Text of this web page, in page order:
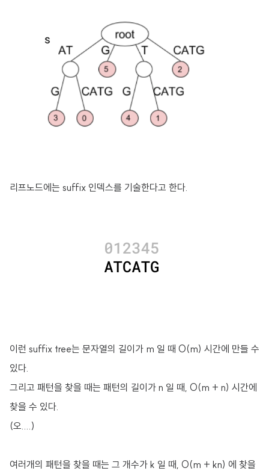
리프노드에는 suffix 인덱스를 기술한다고 한다.
이런 suffix tree는 문자열의 길이가 m 일 때 O(m) 시간에 만들 수
있다.
그리고 패턴을 찾을 때는 패턴의 길이가 n 일 때, O(m + n) 시간에
찾을 수 있다.
(오....)
여러개의 패턴을 찾을 때는 그 개수가 k 일 때, O(m + kn) 에 찾을